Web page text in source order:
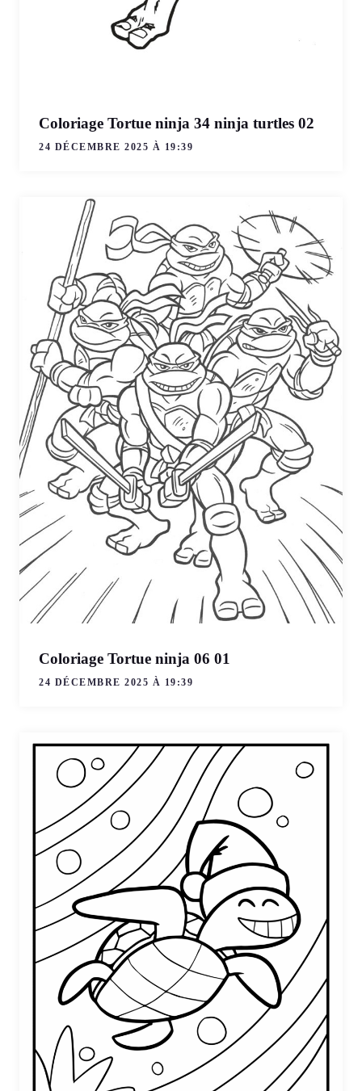
Coloriage Tortue ninja 34 ninja turtles 02
24 DÉCEMBRE 2025 À 19:39
Coloriage Tortue ninja 06 01
24 DÉCEMBRE 2025 À 19:39